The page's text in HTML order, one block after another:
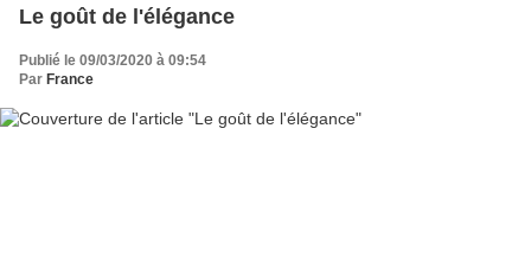
Le goût de l'élégance
Publié le 09/03/2020 à 09:54
Par France